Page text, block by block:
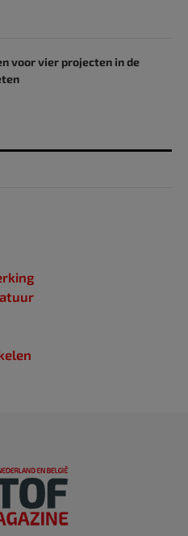
voor vier projecten in de